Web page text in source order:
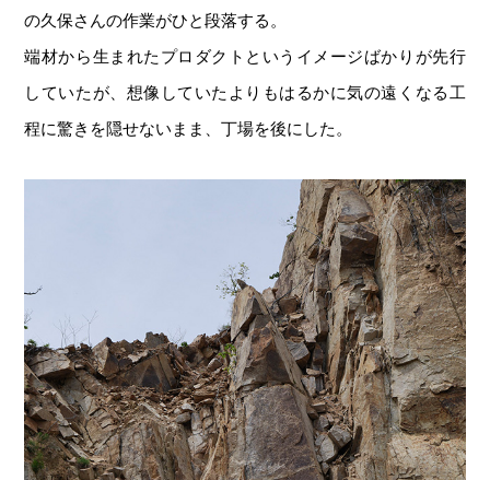
の久保さんの作業がひと段落する。
端材から生まれたプロダクトというイメージばかりが先行
していたが、想像していたよりもはるかに気の遠くなる工
程に驚きを隠せないまま、丁場を後にした。